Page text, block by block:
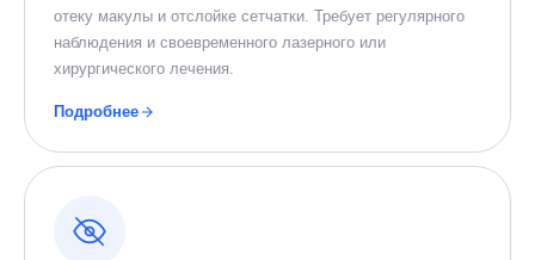
отеку макулы и отслойке сетчатки. Требует регулярного
наблюдения и своевременного лазерного или
хирургического лечения.
Подробнее